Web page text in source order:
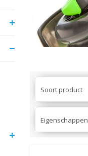
Soort product
Eigenschappen